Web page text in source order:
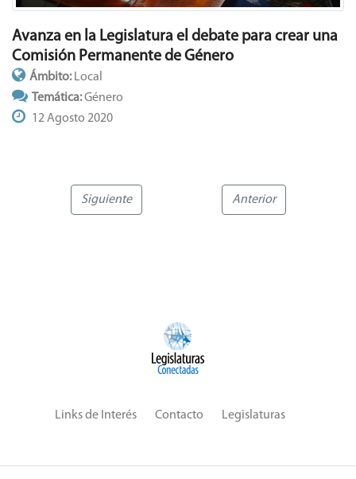
Avanza en la Legislatura el debate para crear una
Comisión Permanente de Género
Ámbito: Local
Temática:Género
12 Agosto 2020
Siguiente Anterior
Links de Interés Contacto Legislaturas